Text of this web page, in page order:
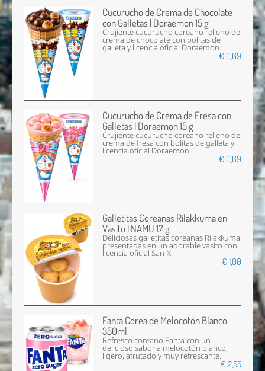
Cucurucho de Crema de Chocolate
con Galletas | Doraemon 15 g
Crujiente cucurucho coreano relleno de
crema de chocolate con bolitas de
galleta y licencia oficial Doraemon.
€ 0,69
Cucurucho de Crema de Fresa con
Galletas | Doraemon 15 g
Crujiente cucurucho coreano relleno de
crema de fresa con bolitas de galleta y
licencia oficial Doraemon.
€ 0,69
Galletitas Coreanas Rilakkuma en
Vasito | NAMU 17 g
Deliciosas galletitas coreanas Rilakkuma
presentadas en un adorable vasito con
licencia oficial San-X.
€ 1,00
Fanta Corea de Melocotón Blanco
350ml.
Refresco coreano Fanta con un
delicioso sabor a melocotón blanco,
ligero, afrutado y muy refrescante.
€ 2,55